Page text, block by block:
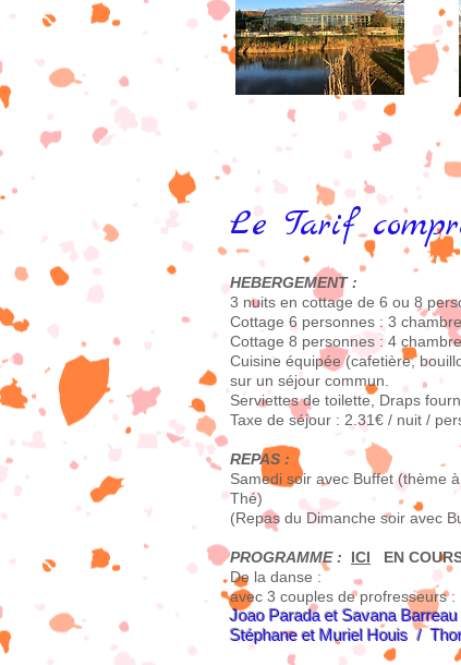
Le Tarif
HEBERGEMENT :
3 nuits en cottage de 6 ou 8
Cottage 6 personnes : 3
Cottage 8 personnes : 4
Cuisine équipée (cafetière,
sur un séjour commun.
Serviettes de toilette, Draps
Taxe de séjour : 2.31€ / nuit /
REPAS :
Samedi soir avec Buffet (thème
Thé)
(Repas du Dimanche soir avec
PROGRAMME : ICI EN
De la danse :
avec 3 couples de profresseurs :
Joao Parada et Savana Barreau
Stéphane et Muriel Houis /